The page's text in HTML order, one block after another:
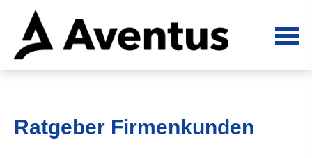
Ratgeber Firmenkunden